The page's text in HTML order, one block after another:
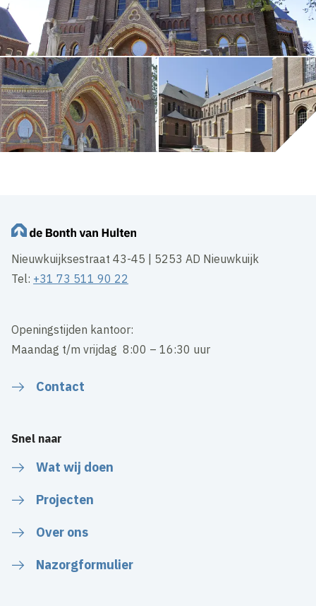
Nieuwkuijksestraat 43-45 | 5253 AD Nieuwkuijk
Tel: +31 73 511 90 22
Openingstijden kantoor:
Maandag t/m vrijdag 8:00 – 16:30 uur
Contact
Snel naar
Wat wij doen
Projecten
Over ons
Nazorgformulier